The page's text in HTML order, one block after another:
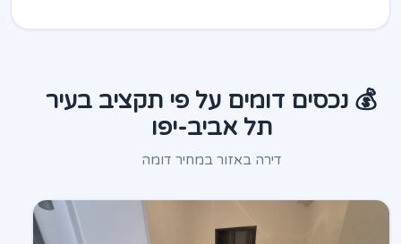
💰 נכסים דומים על פי תקציב בעיר
תל אביב-יפו
דירה באזור במחיר דומה